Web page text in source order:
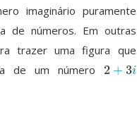
imaginário puramente
de números. Em outras
trazer uma figura que
de um número 2 + 3i
2+3